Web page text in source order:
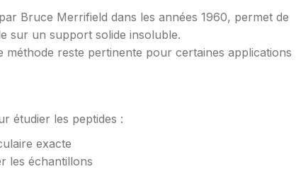
Bruce Merrifield dans les années 1960, permet de
sur un support solide insoluble.
méthode reste pertinente pour certaines applications
étudier les peptides :
exacte
les échantillons